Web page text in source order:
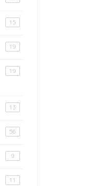
15
19
19
13
56
9
11